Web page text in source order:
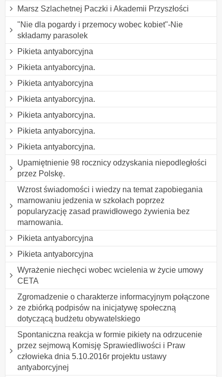
Marsz Szlachetnej Paczki i Akademii Przyszłości
"Nie dla pogardy i przemocy wobec kobiet"-Nie
składamy parasolek
Pikieta antyaborcyjna
Pikieta antyaborcyjna.
Pikieta antyaborcyjna
Pikieta antyaborcyjna.
Pikieta antyaborcyjna.
Pikieta antyaborcyjna.
Pikieta antyaborcyjna.
Upamiętnienie 98 rocznicy odzyskania niepodległości
przez Polskę.
Wzrost świadomości i wiedzy na temat zapobiegania
marnowaniu jedzenia w szkołach poprzez
popularyzację zasad prawidłowego żywienia bez
marnowania.
Pikieta antyaborcyjna
Pikieta antyaborcyjna
Wyrażenie niechęci wobec wcielenia w życie umowy
CETA
Zgromadzenie o charakterze informacyjnym połączone
ze zbiórką podpisów na inicjatywę społeczną
dotyczącą budżetu obywatelskiego
Spontaniczna reakcja w formie pikiety na odrzucenie
przez sejmową Komisję Sprawiedliwości i Praw
człowieka dnia 5.10.2016r projektu ustawy
antyaborcyjnej